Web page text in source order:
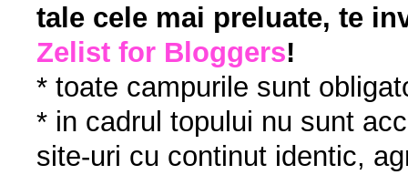
tale cele mai preluate, te
Zelist for Bloggers!
* toate campurile sunt
* in cadrul topului nu sunt
site-uri cu continut identic,